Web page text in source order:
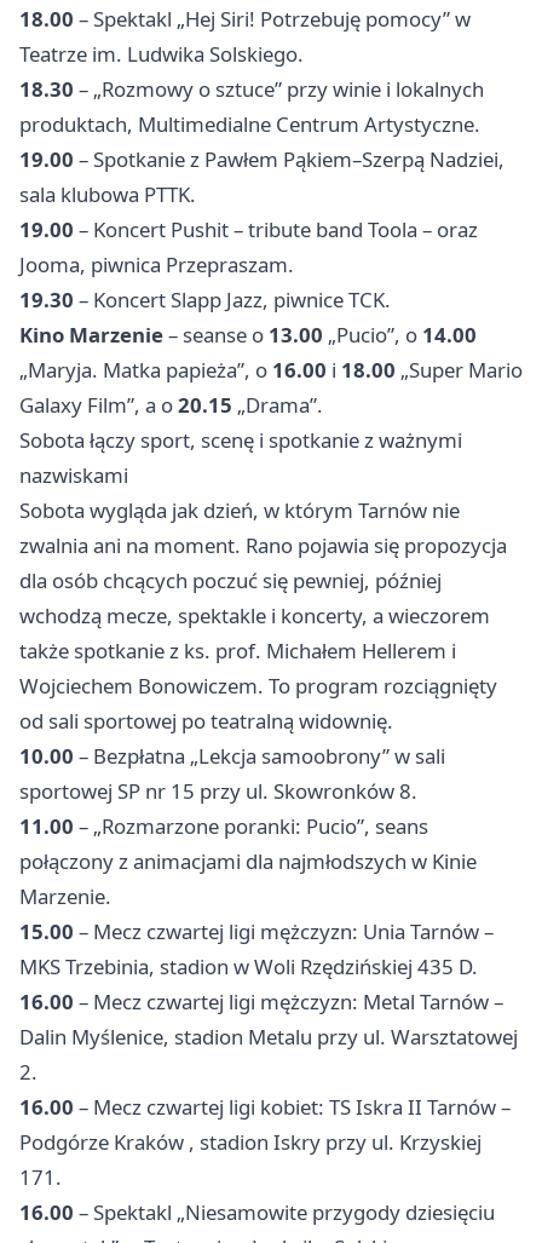
18.00 – Spektakl „Hej Siri! Potrzebuję pomocy” w
Teatrze im. Ludwika Solskiego.
18.30 – „Rozmowy o sztuce” przy winie i lokalnych
produktach, Multimedialne Centrum Artystyczne.
19.00 – Spotkanie z Pawłem Pąkiem–Szerpą Nadziei,
sala klubowa PTTK.
19.00 – Koncert Pushit – tribute band Toola – oraz
Jooma, piwnica Przepraszam.
19.30 – Koncert Slapp Jazz, piwnice TCK.
Kino Marzenie– seanse o 13.00 „Pucio”, o 14.00
„Maryja. Matka papieża”, o 16.00 i 18.00 „Super Mario
Galaxy Film”, a o20.15 „Drama”.
Sobota łączy sport, scenę i spotkanie z ważnymi
nazwiskami
Sobota wygląda jak dzień, w którym Tarnów nie
zwalnia ani na moment. Rano pojawia się propozycja
dla osób chcących poczuć się pewniej, później
wchodzą mecze, spektakle i koncerty, a wieczorem
także spotkanie z ks. prof. Michałem Hellerem i
Wojciechem Bonowiczem. To program rozciągnięty
od sali sportowej po teatralną widownię.
10.00 – Bezpłatna „Lekcja samoobrony” w sali
sportowej SP nr 15 przy ul. Skowronków 8.
11.00 – „Rozmarzone poranki: Pucio”, seans
połączony z animacjami dla najmłodszych w Kinie
Marzenie.
15.00 – Mecz czwartej ligi mężczyzn: Unia Tarnów –
MKS Trzebinia, stadion w Woli Rzędzińskiej 435 D.
16.00 – Mecz czwartej ligi mężczyzn: Metal Tarnów –
Dalin Myślenice, stadion Metalu przy ul. Warsztatowej
2.
16.00 – Mecz czwartej ligi kobiet: TS Iskra II Tarnów –
Podgórze Kraków , stadion Iskry przy ul. Krzyskiej
171.
16.00 – Spektakl „Niesamowite przygody dziesięciu